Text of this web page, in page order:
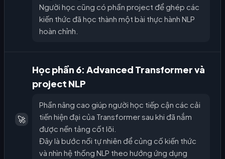
Người học cũng có phần project để ghép các
kiến thức đã học thành một bài thực hành NLP
hoàn chỉnh.
🚀
Học phần 6: Advanced Transformer và
project NLP
Phần nâng cao giúp người học tiếp cận các cải
tiến hiện đại của Transformer sau khi đã nắm
được nền tảng cốt lõi.
Đây là bước nối tự nhiên để củng cố kiến thức
và nhìn hệ thống NLP theo hướng ứng dụng